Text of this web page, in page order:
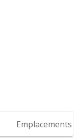
Emplacements